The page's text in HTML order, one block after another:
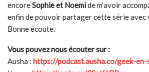
encoreSophie et Noemide m’avoir
enfin de pouvoir partager cette série avec
Bonne écoute.
Vous pouvez nous écouter sur :
Ausha : https://podcast.ausha.co/geek-en-